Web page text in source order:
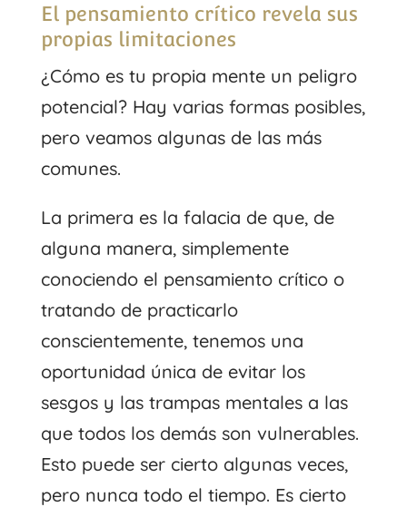
El pensamiento crítico revela sus
propias limitaciones
¿Cómo es tu propia mente un peligro
potencial? Hay varias formas posibles,
pero veamos algunas de las más
comunes.
La primera es la falacia de que, de
alguna manera, simplemente
conociendo el pensamiento crítico o
tratando de practicarlo
conscientemente, tenemos una
oportunidad única de evitar los
sesgos y las trampas mentales a las
que todos los demás son vulnerables.
Esto puede ser cierto algunas veces,
pero nunca todo el tiempo. Es cierto